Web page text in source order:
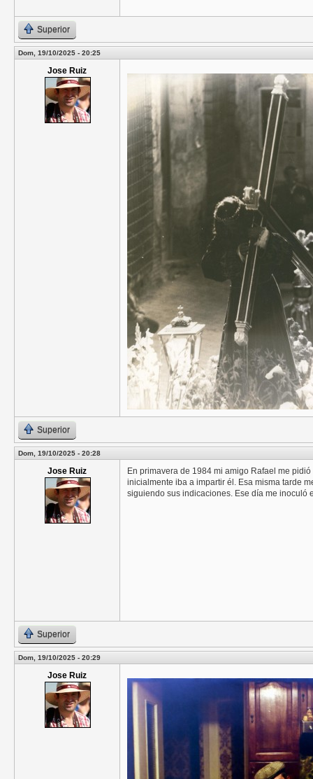
Superior
Dom, 19/10/2025 - 20:25
Jose Ruiz
Superior
Dom, 19/10/2025 - 20:28
Jose Ruiz
En primavera de 1984 mi amigo Rafael me
inicialmente iba a impartir él. Esa misma tarde
siguiendo sus indicaciones. Ese día me inoculó
Superior
Dom, 19/10/2025 - 20:29
Jose Ruiz